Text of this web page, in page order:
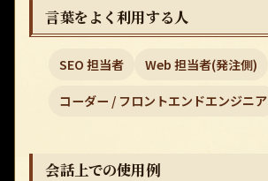
言葉をよく利用する人
SEO 担当者 Web 担当者(発注側)
コーダー / フロントエンドエンジニア
会話上での使用例